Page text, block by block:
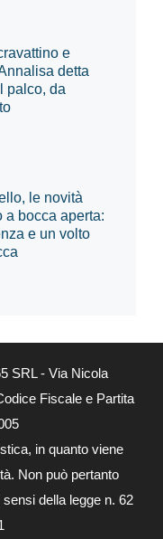
e
detta
palco, da
le novità
a bocca aperta:
e un volto
SRL - Via Nicola
Fiscale e Partita
in quanto viene
Non può pertanto
della legge n. 62